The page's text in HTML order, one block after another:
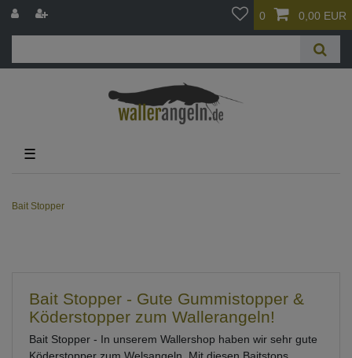
0 0,00 EUR
☰
Bait Stopper
Bait Stopper - Gute Gummistopper &
Köderstopper zum Wallerangeln!
Bait Stopper - In unserem Wallershop haben wir sehr gute